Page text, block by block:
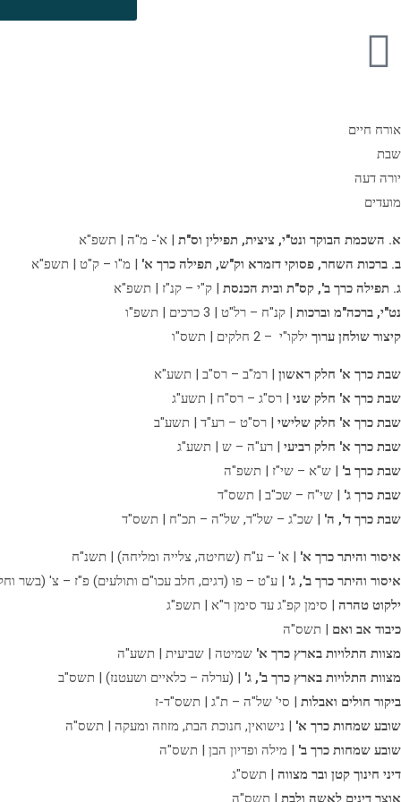
אורח חיים
שבת
יורה דעה
מועדים
א. השכמת הבוקר ונט"י, ציצית, תפילין וס"ת | א'- מ"ה | תשפ"א
ב. ברכות השחר, פסוקי דזמרא וק"ש, תפילה כרך א' | מ"ו – ק"ט | תשפ"א
ג. תפילה כרך ב', קס"ת ובית הכנסת | ק"י – קנ"ז | תשפ"א
נט"י, ברכה"מ וברכות | קנ"ח – רל"ט | 3 כרכים | תשפ"ו
קיצור שולחן ערוך ילקו"י – 2 חלקים | תשס"ו
שבת כרך א' חלק ראשון | רמ"ב – רס"ב | תשע"א
שבת כרך א' חלק שני | רס"ג – רס"ח | תשע"ג
שבת כרך א' חלק שלישי | רס"ט – רע"ד | תשע"ב
שבת כרך א' חלק רביעי | רע"ה – ש | תשע"ג
שבת כרך ב' | ש"א – שי"ז | תשפ"ה
שבת כרך ג' | שי"ח – שכ"ב | תשס"ד
שבת כרך ד', ה' | שכ"ג – של"ד, של"ה – תכ"ח | תשס"ד
איסור והיתר כרך א' | א' – ע"ח (שחיטה, צלייה ומליחה) | תשנ"ח
איסור והיתר כרך ב', ג' | ע"ט – פו (דגים, חלב עכו"ם ותולעים) פ"ז – צ' (בשר
ילקוט טהרה | סימן קפ"ג עד סימן ר"א | תשפ"ג
כיבוד אב ואם | תשס"ה
מצוות התלויות בארץ כרך א' שמיטה | שביעית | תשע"ה
מצוות התלויות בארץ כרך ב', ג' | (ערלה – כלאיים ושעטנז) | תשס"ב
ביקור חולים ואבלות | סי' של"ה – ת"ג | תשס"ד-ז
שובע שמחות כרך א' | נישואין, חנוכת הבת, מזוזה ומעקה | תשס"ה
שובע שמחות כרך ב' | מילה ופדיון הבן | תשס"ה
דיני חינוך קטן ובר מצווה | תשס"ג
אוצר דינים לאשה ולבת | תשס"ה